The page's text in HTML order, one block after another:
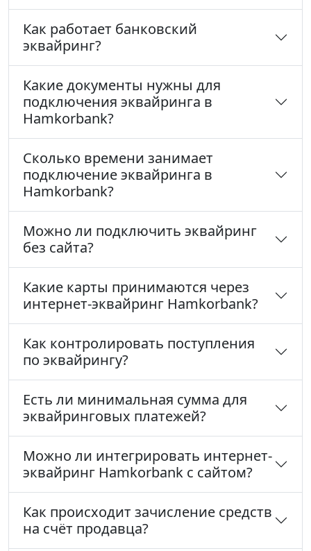
Как работает банковский
эквайринг?
Какие документы нужны для
подключения эквайринга в
Hamkorbank?
Сколько времени занимает
подключение эквайринга в
Hamkorbank?
Можно ли подключить эквайринг
без сайта?
Какие карты принимаются через
интернет-эквайринг Hamkorbank?
Как контролировать поступления
по эквайрингу?
Есть ли минимальная сумма для
эквайринговых платежей?
Можно ли интегрировать интернет-
эквайринг Hamkorbank с сайтом?
Как происходит зачисление средств
на счёт продавца?